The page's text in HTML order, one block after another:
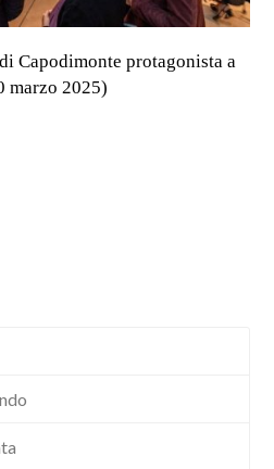
Capodimonte protagonista a
marzo 2025)